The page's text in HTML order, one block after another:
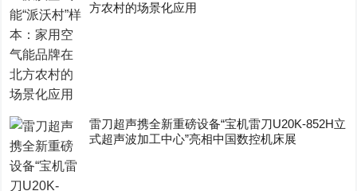
方农村的场景化应用
雷刀超声携全新重磅设备“宝机雷刀U20K-852H立
式超声波加工中心”亮相中国数控机床展